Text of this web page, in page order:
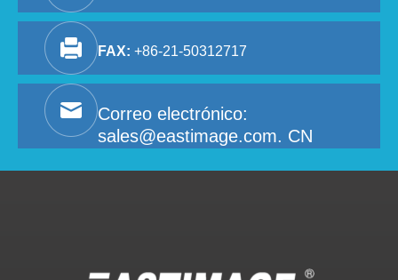
FAX: +86-21-50312717
Correo electrónico:
sales@eastimage.com. CN